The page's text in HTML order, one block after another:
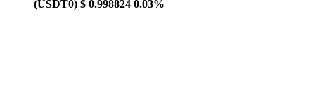
(USDT0) $ 0.998824 0.03%